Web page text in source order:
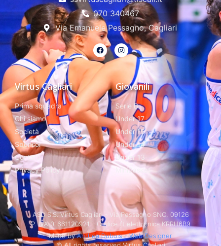
070 340467
Via Emanuele Pessagno, Cagliari
Virtus Cagliari
Prima squadra
Chi siamo
Società
Sponsor
Contatti
Privacy Policy
Giovanili
Serie B
Under 17
Under 15
Under 14
Under 13
MiniBasket
ASD S.S. Virtus Cagliari - Via Pessagno SNC, 09126
P. IVA 01661120921 - Codice ft elettronica KRRH6B9
Made byAndrea Dubois - Web Designer